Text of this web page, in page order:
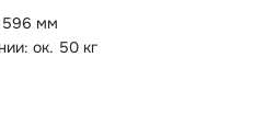
596 мм
ок. 50 кг